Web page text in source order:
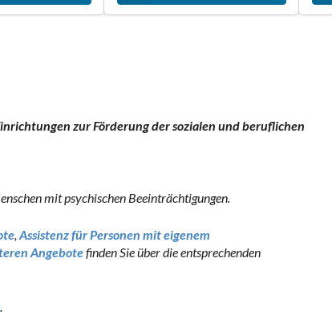
zur Förderung der sozialen und beruflichen
mit psychischen Beeinträchtigungen.
Assistenz für Personen mit eigenem
Angebotefinden Sie über die entsprechenden